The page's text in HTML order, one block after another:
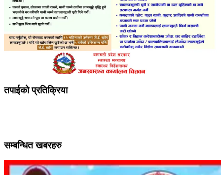
तपाईको प्रतिक्रिया
सम्बन्धित खबरहरु